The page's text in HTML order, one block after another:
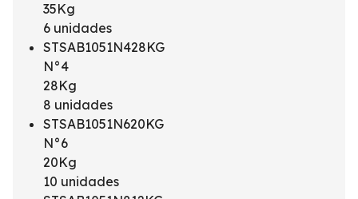
35Kg
6 unidades
STSAB1051N428KG
N°4
28Kg
8 unidades
STSAB1051N620KG
N°6
20Kg
10 unidades